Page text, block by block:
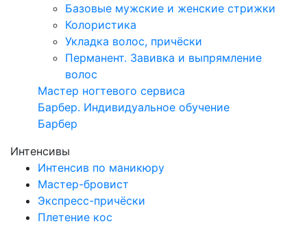
Базовые мужские и женские стрижки
Колористика
Укладка волос, причёски
Перманент. Завивка и выпрямление
волос
Мастер ногтевого сервиса
Барбер. Индивидуальное обучение
Барбер
Интенсивы
Интенсив по маникюру
Мастер-бровист
Экспресс-причёски
Плетение кос